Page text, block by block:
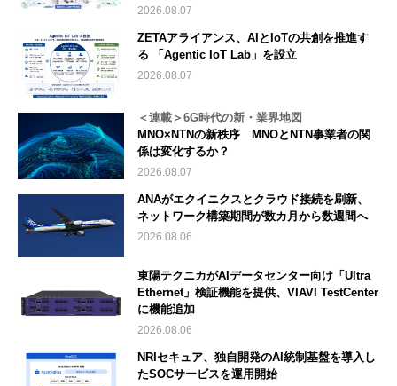
2026.08.07
ZETAアライアンス、AIとIoTの共創を推進す
る 「Agentic IoT Lab」を設立
2026.08.07
＜連載＞6G時代の新・業界地図
MNO×NTNの新秩序 MNOとNTN事業者の関
係は変化するか？
2026.08.07
ANAがエクイニクスとクラウド接続を刷新、
ネットワーク構築期間が数カ月から数週間へ
2026.08.06
東陽テクニカがAIデータセンター向け「Ultra
Ethernet」検証機能を提供、VIAVI TestCenter
に機能追加
2026.08.06
NRIセキュア、独自開発のAI統制基盤を導入し
たSOCサービスを運用開始